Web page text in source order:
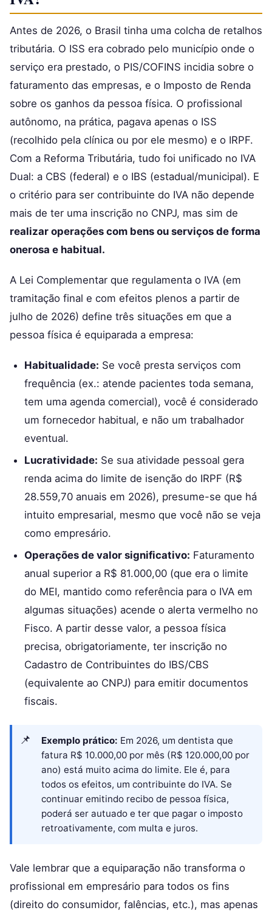
Antes de 2026, o Brasil tinha uma colcha de retalhos
tributária. O ISS era cobrado pelo município onde o
serviço era prestado, o PIS/COFINS incidia sobre o
faturamento das empresas, e o Imposto de Renda
sobre os ganhos da pessoa física. O profissional
autônomo, na prática, pagava apenas o ISS
(recolhido pela clínica ou por ele mesmo) e o IRPF.
Com a Reforma Tributária, tudo foi unificado no IVA
Dual: a CBS (federal) e o IBS (estadual/municipal). E
o critério para ser contribuinte do IVA não depende
mais de ter uma inscrição no CNPJ, mas sim de
realizar operações com bens ou serviços de forma
onerosa e habitual.
A Lei Complementar que regulamenta o IVA (em
tramitação final e com efeitos plenos a partir de
julho de 2026) define três situações em que a
pessoa física é equiparada a empresa:
Habitualidade: Se você presta serviços com
frequência (ex.: atende pacientes toda semana,
tem uma agenda comercial), você é considerado
um fornecedor habitual, e não um trabalhador
eventual.
Lucratividade: Se sua atividade pessoal gera
renda acima do limite de isenção do IRPF (R$
28.559,70 anuais em 2026), presume-se que há
intuito empresarial, mesmo que você não se veja
como empresário.
Operações de valor significativo: Faturamento
anual superior a R$ 81.000,00 (que era o limite
do MEI, mantido como referência para o IVA em
algumas situações) acende o alerta vermelho no
Fisco. A partir desse valor, a pessoa física
precisa, obrigatoriamente, ter inscrição no
Cadastro de Contribuintes do IBS/CBS
(equivalente ao CNPJ) para emitir documentos
fiscais.
Exemplo prático: Em 2026, um dentista que
fatura R$ 10.000,00 por mês (R$ 120.000,00 por
ano) está muito acima do limite. Ele é, para
todos os efeitos, um contribuinte do IVA. Se
continuar emitindo recibo de pessoa física,
poderá ser autuado e ter que pagar o imposto
retroativamente, com multa e juros.
Vale lembrar que a equiparação não transforma o
profissional em empresário para todos os fins
(direito do consumidor, falências, etc.), mas apenas